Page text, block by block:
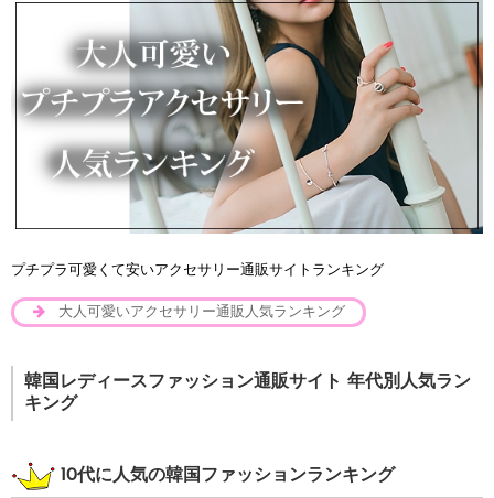
プチプラ可愛くて安いアクセサリー通販サイトランキング
大人可愛いアクセサリー通販人気ランキング
韓国レディースファッション通販サイト 年代別人気ラン
キング
10代に人気の韓国ファッションランキング